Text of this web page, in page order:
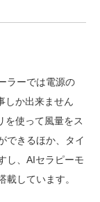
ラーでは電源の
しか出来ません
を使って風量をス
できるほか、タイ
し、AIセラピーモ
しています。